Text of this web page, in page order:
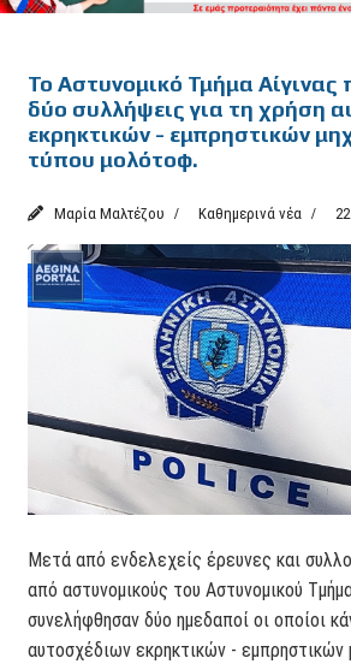
Το Αστυνομικό Τμήμα
δύο συλλήψεις για τη χρήση
εκρηκτικών - εμπρηστικών
τύπου μολότοφ.
Μαρία Μαλτέζου Καθημερινά νέα
Μετά από ενδελεχείς έρευνες και
από αστυνομικούς του Αστυνομικού
συνελήφθησαν δύο ημεδαποί οι οποίοι
αυτοσχέδιων εκρηκτικών - εμπρηστικών